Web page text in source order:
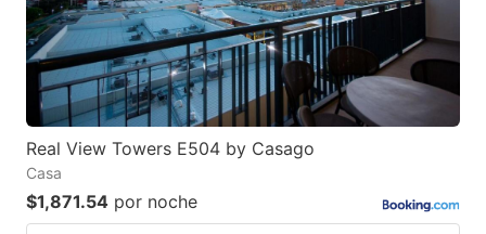
Real View Towers E504 by Casago
Casa
$1,871.54 por noche